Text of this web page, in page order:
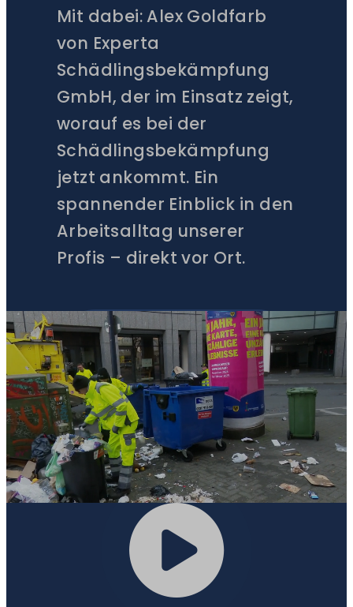
Mit dabei: Alex Goldfarb
von Experta
Schädlingsbekämpfung
GmbH, der im Einsatz zeigt,
worauf es bei der
Schädlingsbekämpfung
jetzt ankommt. Ein
spannender Einblick in den
Arbeitsalltag unserer
Profis – direkt vor Ort.
ZUM
ORIGINALVIDEO